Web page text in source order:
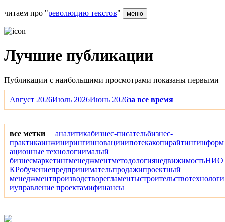
читаем про "революцию текстов" меню
Лучшие публикации
Публикации с наибольшими просмотрами показаны первыми
Август 2026Июль 2026Июнь 2026за все время
все метки аналитикабизнес-писательбизнес-
практикаинжинирингинновацииипотекакопирайтингинформ
ационные технологиималый
бизнесмаркетингменеджментметодологиянедвижимостьНИО
КРобучениепредпринимательпродажипроектный
менеджментпроизводстворегламентыстроительствотехнологи
иуправление проектамифинансы